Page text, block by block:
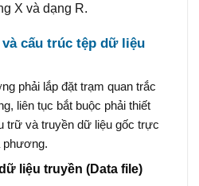
X và dạng R.
cấu trúc tệp dữ liệu
phải lắp đặt trạm quan trắc
liên tục bắt buộc phải thiết
trữ và truyền dữ liệu gốc trực
phương.
liệu truyền (Data file)